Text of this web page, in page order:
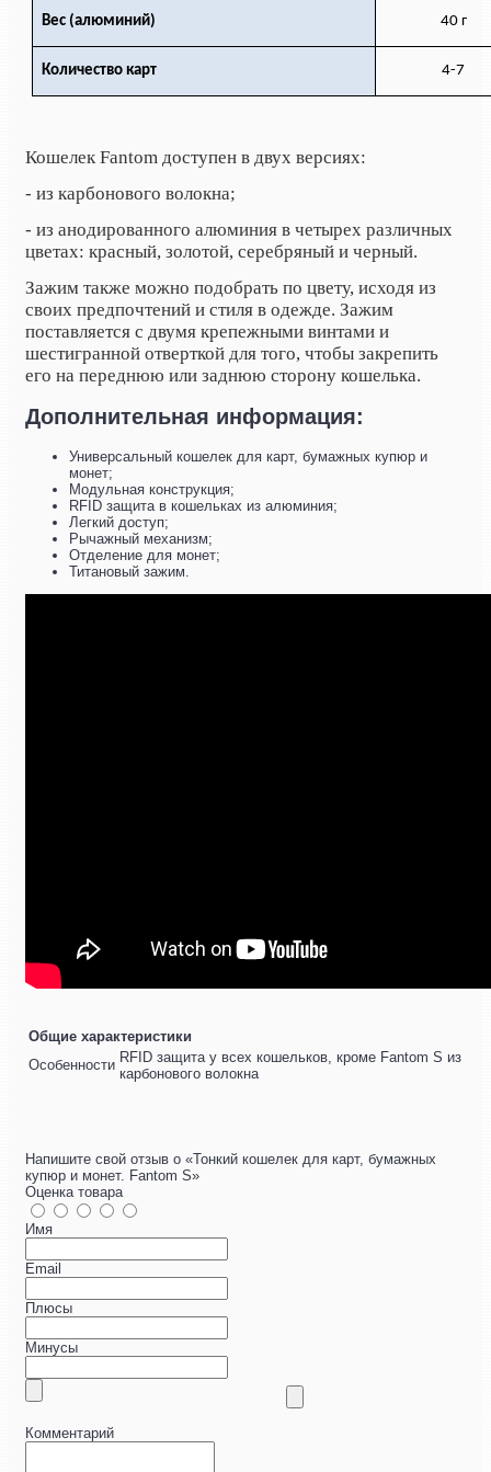
Вес (алюминий) 40 г
Количество карт 4-7
Кошелек Fantom доступен в двух версиях:
- из карбонового волокна;
- из анодированного алюминия в четырех различных
цветах: красный, золотой, серебряный и черный.
Зажим также можно подобрать по цвету, исходя из
своих предпочтений и стиля в одежде. Зажим
поставляется с двумя крепежными винтами и
шестигранной отверткой для того, чтобы закрепить
его на переднюю или заднюю сторону кошелька.
Дополнительная информация:
Универсальный кошелек для карт, бумажных купюр и
монет;
Модульная конструкция;
RFID защита в кошельках из алюминия;
Легкий доступ;
Рычажный механизм;
Отделение для монет;
Титановый зажим.
Общие характеристики
Особенности RFID защита у всех кошельков, кроме Fantom S из
карбонового волокна
Напишите свой отзыв о «Тонкий кошелек для карт, бумажных
купюр и монет. Fantom S»
Оценка товара
Имя
Email
Плюсы
Минусы
Комментарий